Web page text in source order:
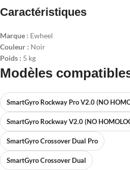
Caractéristiques
Marque : Ewheel
Couleur : Noir
Poids : 5 kg
Modèles
SmartGyro Rockway Pro V2.0 (NO
SmartGyro Rockway V2.0 (NO
SmartGyro Crossover Dual Pro
SmartGyro Crossover Dual